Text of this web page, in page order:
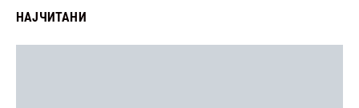
НАЈЧИТАНИ